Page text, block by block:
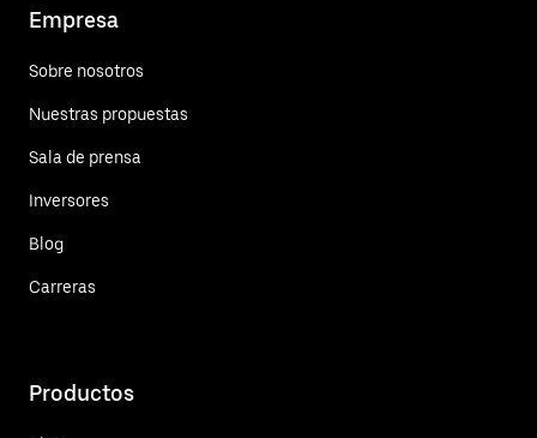
Empresa
Sobre nosotros
Nuestras propuestas
Sala de prensa
Inversores
Blog
Carreras
Productos